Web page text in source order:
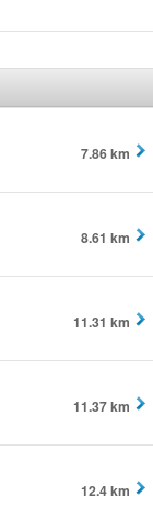
7.86 km
8.61 km
11.31 km
11.37 km
12.4 km